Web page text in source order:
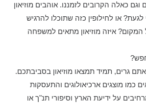
וגם כאלה הקרובים לזמננו. אוהבים מוזיאון
או לחילופין כזה שתוכלו להרגיש
איזה מוזיאון מתאים למשפחה
גרים, תמיד תמצאו מוזיאון בסביבתכם.
כמו מוצגים ארכיאולוגים והתעסקות
על ידיעת הארץ וסיפורי תנ"ך או